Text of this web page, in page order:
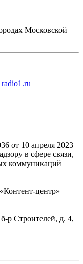
Московской
от 10 апреля 2023
в сфере связи,
коммуникаций
центр»
р Строителей, д. 4,